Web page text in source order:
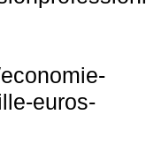
euros-